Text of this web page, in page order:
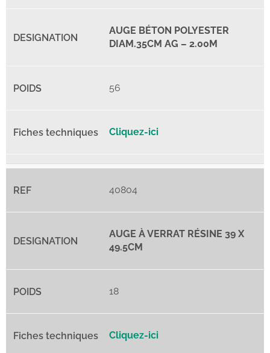
AUGE BÉTON POLYESTER
DIAM.35CM AG – 2.00M
56
Cliquez-ici
40804
AUGE À VERRAT RÉSINE 39 X
49.5CM
18
Cliquez-ici